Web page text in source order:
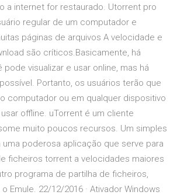
a internet for restaurado. Utorrent pro
regular de um computador e
páginas de arquivos A velocidade e
são críticos.Basicamente, há
visualizar e usar online, mas há
Portanto, os usuários terão que
computador ou em qualquer dispositivo
offline. uTorrent é um cliente
muito poucos recursos. Um simples
poderosa aplicação que serve para
ficheiros torrent a velocidades maiores
programa de partilha de ficheiros,
Emule. 22/12/2016 · Ativador Windows